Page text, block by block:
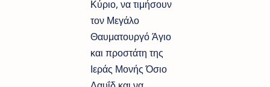
Κύριο, να τιμήσουν
τον Μεγάλο
Θαυματουργό Άγιο
και προστάτη της
Ιεράς Μονής Όσιο